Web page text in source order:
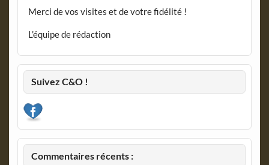
Merci de vos visites et de votre fidélité !
L’équipe de rédaction
Suivez C&O !
Commentaires récents :